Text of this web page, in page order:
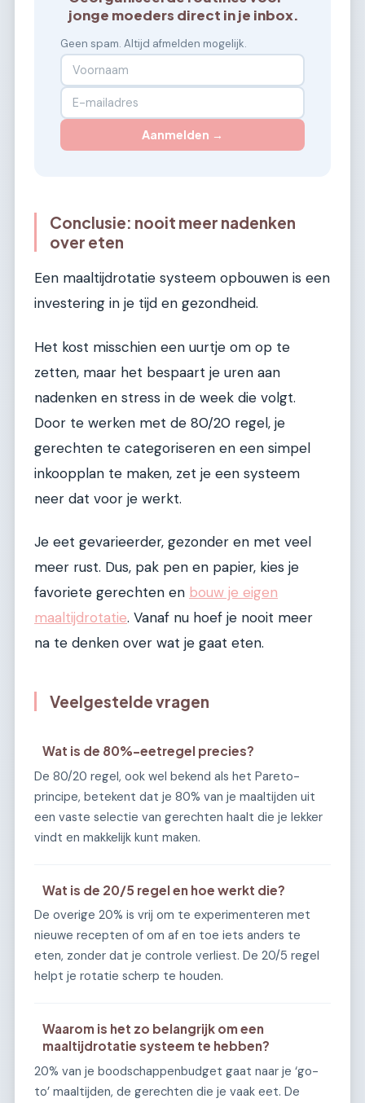
jonge moeders direct in je inbox.
Geen spam. Altijd afmelden mogelijk.
Aanmelden →
Conclusie: nooit meer nadenken
over eten
Een maaltijdrotatie systeem opbouwen is een
investering in je tijd en gezondheid.
Het kost misschien een uurtje om op te
zetten, maar het bespaart je uren aan
nadenken en stress in de week die volgt.
Door te werken met de 80/20 regel, je
gerechten te categoriseren en een simpel
inkoopplan te maken, zet je een systeem
neer dat voor je werkt.
Je eet gevarieerder, gezonder en met veel
meer rust. Dus, pak pen en papier, kies je
favoriete gerechten en bouw je eigen
maaltijdrotatie. Vanaf nu hoef je nooit meer
na te denken over wat je gaat eten.
Veelgestelde vragen
Wat is de 80%-eetregel precies?
De 80/20 regel, ook wel bekend als het Pareto-
principe, betekent dat je 80% van je maaltijden uit
een vaste selectie van gerechten haalt die je lekker
vindt en makkelijk kunt maken.
Wat is de 20/5 regel en hoe werkt die?
De overige 20% is vrij om te experimenteren met
nieuwe recepten of om af en toe iets anders te
eten, zonder dat je controle verliest. De 20/5 regel
helpt je rotatie scherp te houden.
Waarom is het zo belangrijk om een
maaltijdrotatie systeem te hebben?
20% van je boodschappenbudget gaat naar je ‘go-
to’ maaltijden, de gerechten die je vaak eet. De